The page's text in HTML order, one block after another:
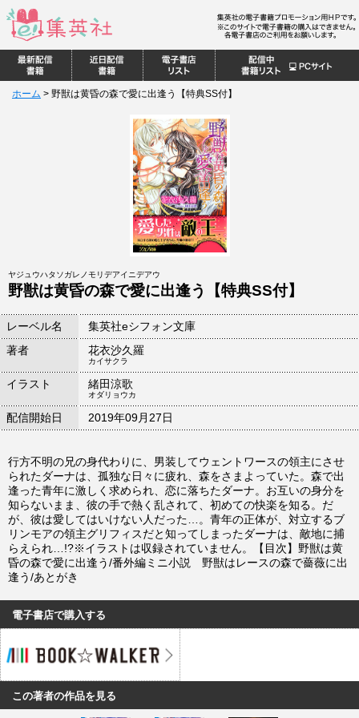
ホーム > 野獣は黄昏の森で愛に出逢う【特典SS付】
ヤジュウハタソガレノモリデアイニデアウ
野獣は黄昏の森で愛に出逢う【特典SS付】
レーベル名
集英社eシフォン文庫
著者
花衣沙久羅
カイサクラ
イラスト 緒田涼歌
オダリョウカ
配信開始日 2019年09月27日
行方不明の兄の身代わりに、男装してウェントワースの領主にさせ
られたダーナは、孤独な日々に疲れ、森をさまよっていた。森で出
逢った青年に激しく求められ、恋に落ちたダーナ。お互いの身分を
知らないまま、彼の手で熱く乱されて、初めての快楽を知る。だ
が、彼は愛してはいけない人だった…。青年の正体が、対立するブ
リンモアの領主グリフィスだと知ってしまったダーナは、敵地に捕
らえられ…!?※イラストは収録されていません。【目次】野獣は黄
昏の森で愛に出逢う/番外編ミニ小説 野獣はレースの森で薔薇に出
逢う/あとがき
電子書店で購入する
この著者の作品を見る